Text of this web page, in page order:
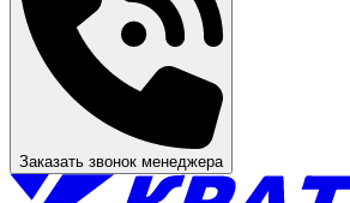
Заказать звонок менеджера